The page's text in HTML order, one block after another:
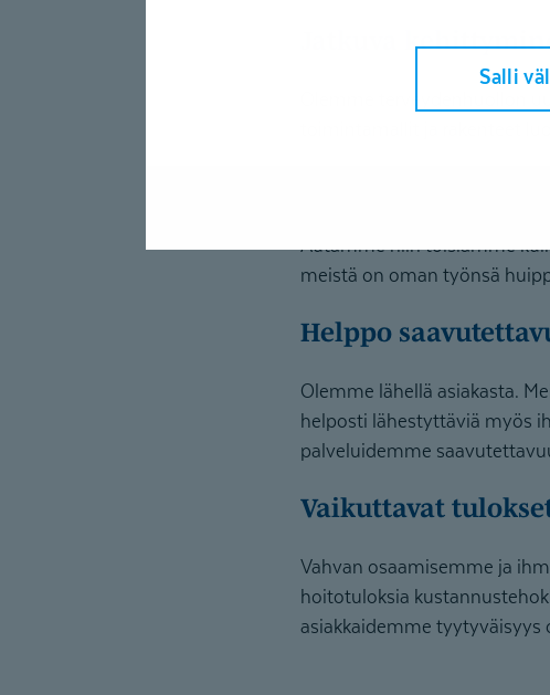
Salli
Jatkuva
Autamme niin toisiamme
meistä on oman työnsä
Helppo
Olemme lähellä asiakasta.
helposti lähestyttäviä myös
palveluidemme
Vaikuttavat
Vahvan osaamisemme ja
hoitotuloksia
asiakkaidemme tyytyväisyys